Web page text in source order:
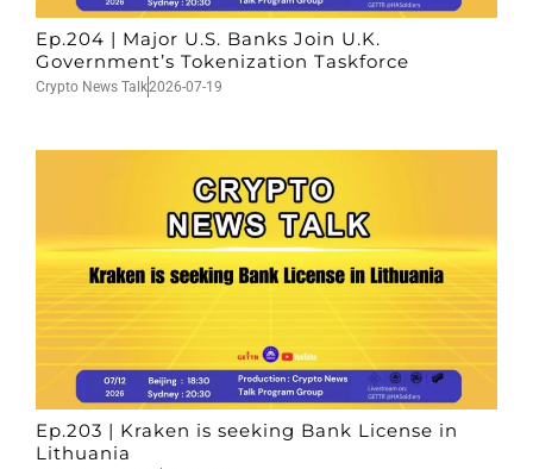
Ep.204 | Major U.S. Banks Join U.K.
Government’s Tokenization Taskforce
Crypto News Talk2026-07-19
Ep.203 | Kraken is seeking Bank License in
Lithuania